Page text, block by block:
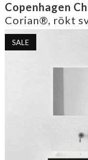
Copenhagen
Corian®, rökt
SALE